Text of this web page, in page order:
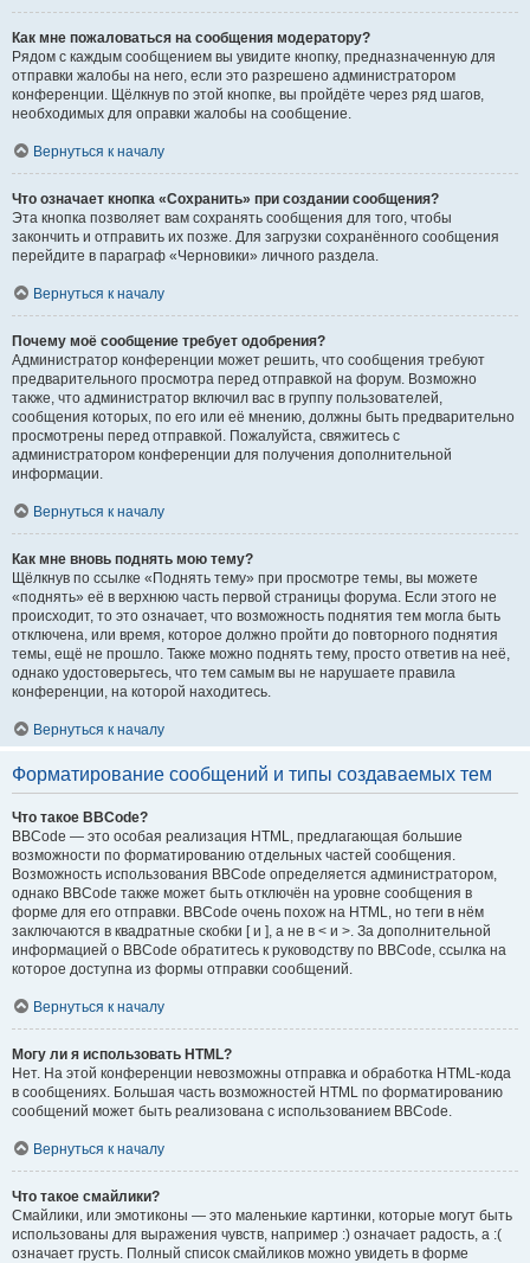
Как мне пожаловаться на сообщения модератору?
Рядом с каждым сообщением вы увидите кнопку, предназначенную для
отправки жалобы на него, если это разрешено администратором
конференции. Щёлкнув по этой кнопке, вы пройдёте через ряд шагов,
необходимых для оправки жалобы на сообщение.
Вернуться к началу
Что означает кнопка «Сохранить» при создании сообщения?
Эта кнопка позволяет вам сохранять сообщения для того, чтобы
закончить и отправить их позже. Для загрузки сохранённого сообщения
перейдите в параграф «Черновики» личного раздела.
Вернуться к началу
Почему моё сообщение требует одобрения?
Администратор конференции может решить, что сообщения требуют
предварительного просмотра перед отправкой на форум. Возможно
также, что администратор включил вас в группу пользователей,
сообщения которых, по его или её мнению, должны быть предварительно
просмотрены перед отправкой. Пожалуйста, свяжитесь с
администратором конференции для получения дополнительной
информации.
Вернуться к началу
Как мне вновь поднять мою тему?
Щёлкнув по ссылке «Поднять тему» при просмотре темы, вы можете
«поднять» её в верхнюю часть первой страницы форума. Если этого не
происходит, то это означает, что возможность поднятия тем могла быть
отключена, или время, которое должно пройти до повторного поднятия
темы, ещё не прошло. Также можно поднять тему, просто ответив на неё,
однако удостоверьтесь, что тем самым вы не нарушаете правила
конференции, на которой находитесь.
Вернуться к началу
Форматирование сообщений и типы создаваемых тем
Что такое BBCode?
BBCode — это особая реализация HTML, предлагающая большие
возможности по форматированию отдельных частей сообщения.
Возможность использования BBCode определяется администратором,
однако BBCode также может быть отключён на уровне сообщения в
форме для его отправки. BBCode очень похож на HTML, но теги в нём
заключаются в квадратные скобки [ и ], а не в < и >. За дополнительной
информацией о BBCode обратитесь к руководству по BBCode, ссылка на
которое доступна из формы отправки сообщений.
Вернуться к началу
Могу ли я использовать HTML?
Нет. На этой конференции невозможны отправка и обработка HTML-кода
в сообщениях. Большая часть возможностей HTML по форматированию
сообщений может быть реализована с использованием BBCode.
Вернуться к началу
Что такое смайлики?
Смайлики, или эмотиконы — это маленькие картинки, которые могут быть
использованы для выражения чувств, например :) означает радость, а :(
означает грусть. Полный список смайликов можно увидеть в форме